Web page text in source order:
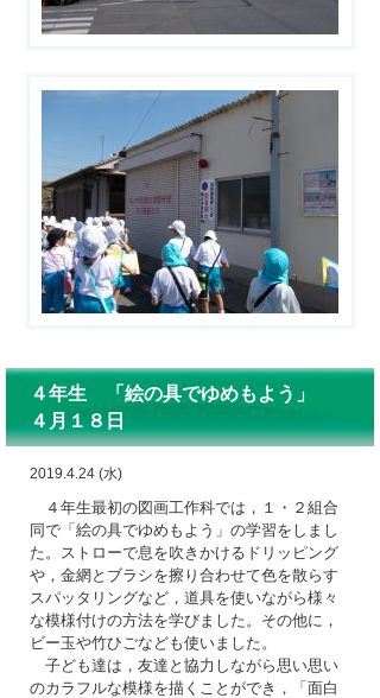
４年生 「絵の具でゆめもよう」
４月１８日
2019.4.24 (水)
４年生最初の図画工作科では，１・２組合
同で「絵の具でゆめもよう」の学習をしまし
た。ストローで息を吹きかけるドリッピング
や，金網とブラシを擦り合わせて色を散らす
スパッタリングなど，道具を使いながら様々
な模様付けの方法を学びました。その他に，
ビー玉や竹ひごなども使いました。
子ども達は，友達と協力しながら思い思い
のカラフルな模様を描くことができ，「面白